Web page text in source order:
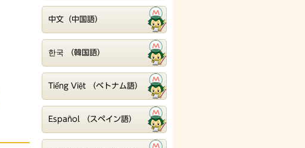
中文（中国語）
한국 （韓国語）
Tiếng Việt （ベトナム語）
Español （スペイン語）